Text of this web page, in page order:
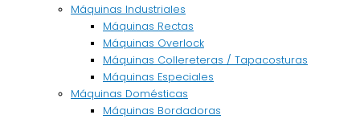
Máquinas Industriales
Máquinas Rectas
Máquinas Overlock
Máquinas Collereteras / Tapacosturas
Máquinas Especiales
Máquinas Domésticas
Máquinas Bordadoras